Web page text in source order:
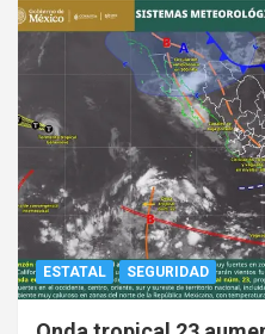
ESTATAL SEGURIDAD